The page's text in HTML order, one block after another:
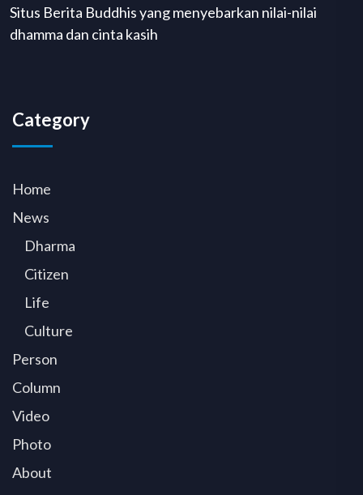
Situs Berita Buddhis yang menyebarkan nilai-nilai
dhamma dan cinta kasih
Category
Home
News
Dharma
Citizen
Life
Culture
Person
Column
Video
Photo
About